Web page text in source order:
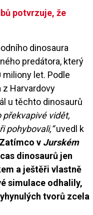
potvrzuje, že
dinosaura
predátora, který
miliony let. Podle
z Harvardovy
u těchto dinosaurů
překvapivé vidět,
pohybovali,“uvedl k
Zatímco v Jurském
dinosaurů jen
a ještěři vlastně
simulace odhalily,
tvorů zcela